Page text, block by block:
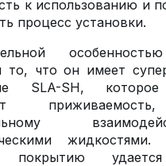
к использованию и
процесс установки.
то, что он имеет
SLA-SH, которое
жидкостями.
покрытию удается